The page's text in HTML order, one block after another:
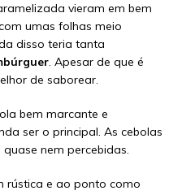
vieram em bem
umas folhas meio
disso teria tanta
. Apesar de que é
de saborear.
bem marcante e
ser o principal. As cebolas
nem percebidas.
rústica e ao ponto como